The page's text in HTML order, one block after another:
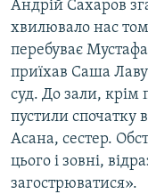
Андрій Сахаров
хвилювало нас
перебуває
приїхав Саша
суд. До зали, крім
пустили спочатку
Асана, сестер.
цього і зовні,
загострюватися».